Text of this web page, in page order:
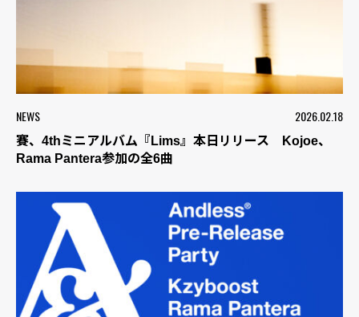
NEWS 2026.02.18
賽、4thミニアルバム『Lims』本日リリース Kojoe、
Rama Pantera参加の全6曲